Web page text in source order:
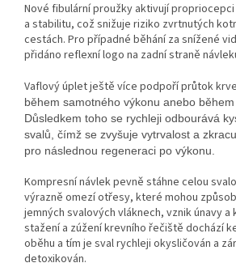
Nové fibulární proužky aktivují
a stabilitu, což snižuje riziko zvrtnutých
cestách. Pro případné běhání za snížené
přidáno reflexní logo na zadní straně
Vaflový úplet ještě více podpoří průtok
během samotného výkonu anebo během
Důsledkem toho se rychleji odbourává
svalů, čímž se zvyšuje vytrvalost a
pro následnou regeneraci po výkonu.
Kompresní návlek pevně stáhne celou
výrazně omezí otřesy, které mohou
jemných svalových vláknech, vznik únavy a
stažení a zúžení krevního řečiště dochází
oběhu a tím je sval rychleji okysličován a
detoxikován.